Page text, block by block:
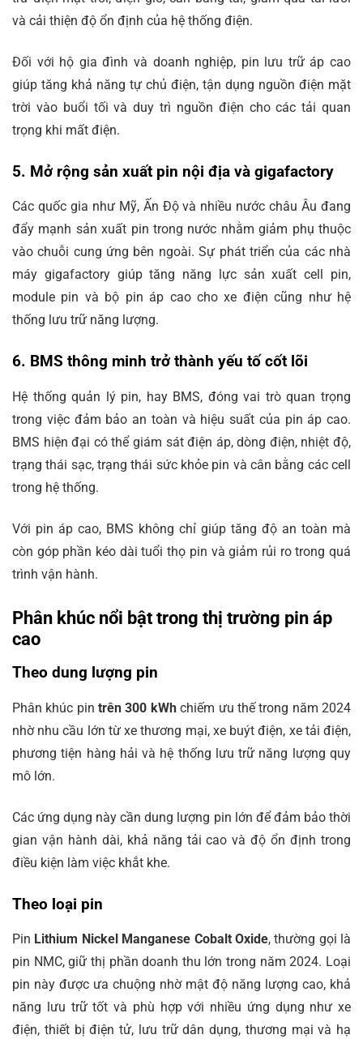
và cải thiện độ ổn định của hệ thống điện.
Đối với hộ gia đình và doanh nghiệp, pin lưu trữ áp cao
giúp tăng khả năng tự chủ điện, tận dụng nguồn điện mặt
trời vào buổi tối và duy trì nguồn điện cho các tải quan
trọng khi mất điện.
5. Mở rộng sản xuất pin nội địa và gigafactory
Các quốc gia như Mỹ, Ấn Độ và nhiều nước châu Âu đang
đẩy mạnh sản xuất pin trong nước nhằm giảm phụ thuộc
vào chuỗi cung ứng bên ngoài. Sự phát triển của các nhà
máy gigafactory giúp tăng năng lực sản xuất cell pin,
module pin và bộ pin áp cao cho xe điện cũng như hệ
thống lưu trữ năng lượng.
6. BMS thông minh trở thành yếu tố cốt lõi
Hệ thống quản lý pin, hay BMS, đóng vai trò quan trọng
trong việc đảm bảo an toàn và hiệu suất của pin áp cao.
BMS hiện đại có thể giám sát điện áp, dòng điện, nhiệt độ,
trạng thái sạc, trạng thái sức khỏe pin và cân bằng các cell
trong hệ thống.
Với pin áp cao, BMS không chỉ giúp tăng độ an toàn mà
còn góp phần kéo dài tuổi thọ pin và giảm rủi ro trong quá
trình vận hành.
Phân khúc nổi bật trong thị trường pin áp
cao
Theo dung lượng pin
Phân khúc pintrên 300 kWhchiếm ưu thế trong năm 2024
nhờ nhu cầu lớn từ xe thương mại, xe buýt điện, xe tải điện,
phương tiện hàng hải và hệ thống lưu trữ năng lượng quy
mô lớn.
Các ứng dụng này cần dung lượng pin lớn để đảm bảo thời
gian vận hành dài, khả năng tải cao và độ ổn định trong
điều kiện làm việc khắt khe.
Theo loại pin
Pin Lithium Nickel Manganese Cobalt Oxide, thường gọi là
pin NMC, giữ thị phần doanh thu lớn trong năm 2024. Loại
pin này được ưa chuộng nhờ mật độ năng lượng cao, khả
năng lưu trữ tốt và phù hợp với nhiều ứng dụng như xe
điện, thiết bị điện tử, lưu trữ dân dụng, thương mại và hạ